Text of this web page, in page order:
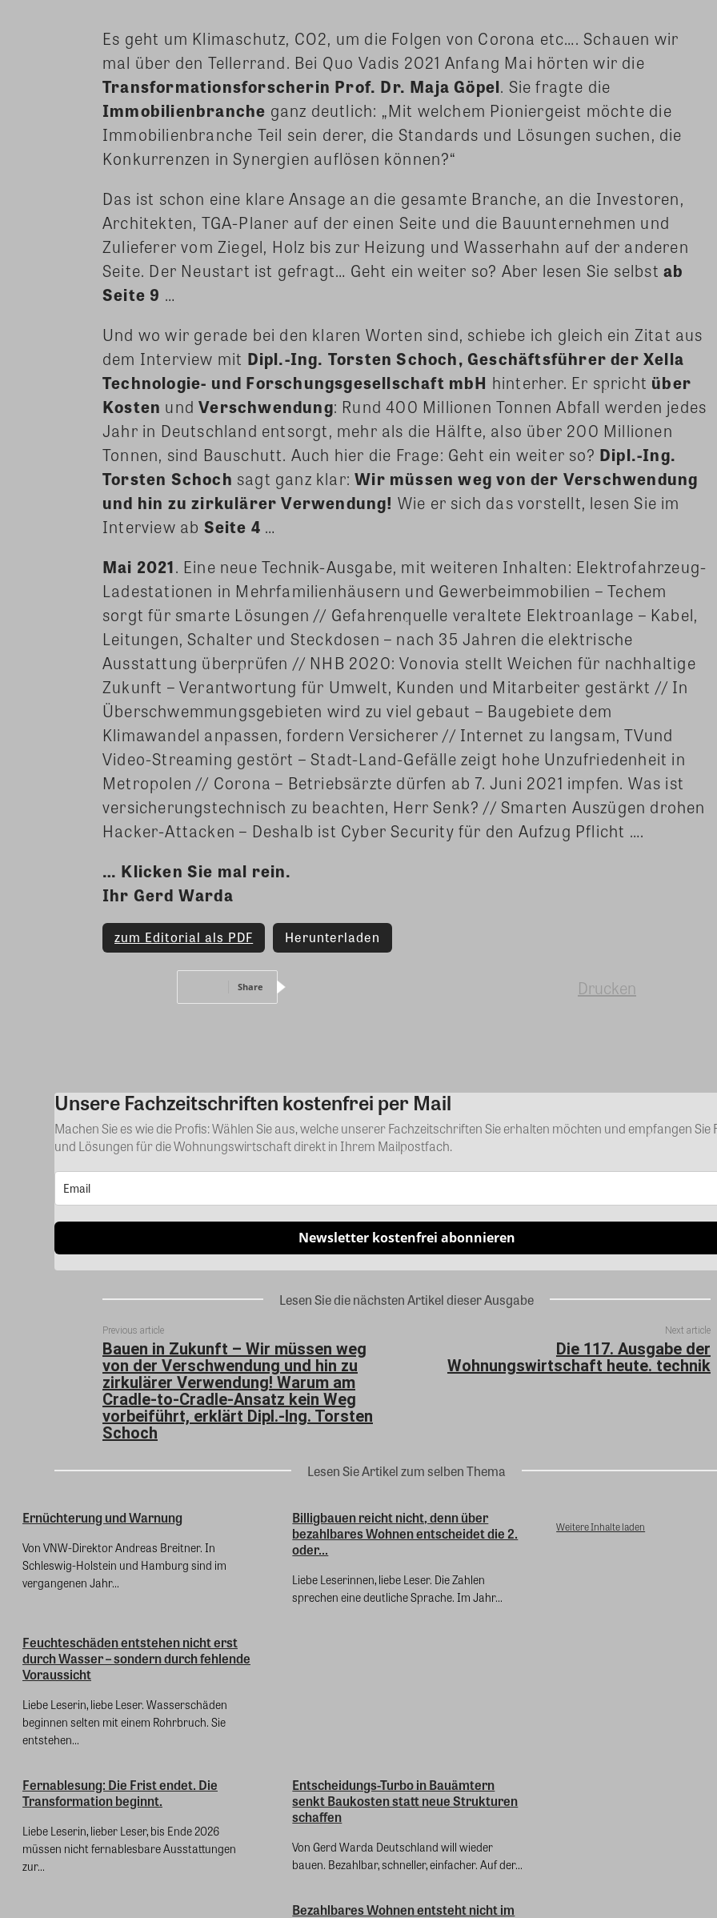
Es geht um Klimaschutz, CO2, um die Folgen von Corona etc…. Schauen wir
mal über den Tellerrand. Bei Quo Vadis 2021 Anfang Mai hörten wir die
Transformationsforscherin Prof. Dr. Maja Göpel. Sie fragte die
Immobilienbranche ganz deutlich: „Mit welchem Pioniergeist möchte die
Immobilienbranche Teil sein derer, die Standards und Lösungen suchen, die
Konkurrenzen in Synergien auflösen können?“
Das ist schon eine klare Ansage an die gesamte Branche, an die Investoren,
Architekten, TGA-Planer auf der einen Seite und die Bauunternehmen und
Zulieferer vom Ziegel, Holz bis zur Heizung und Wasserhahn auf der anderen
Seite. Der Neustart ist gefragt… Geht ein weiter so? Aber lesen Sie selbstab
Seite 9 …
Und wo wir gerade bei den klaren Worten sind, schiebe ich gleich ein Zitat aus
dem Interview mit Dipl.-Ing. Torsten Schoch, Geschäftsführer der Xella
Technologie- und Forschungsgesellschaft mbH hinterher. Er spricht über
Kosten undVerschwendung: Rund 400 Millionen Tonnen Abfall werden jedes
Jahr in Deutschland entsorgt, mehr als die Hälfte, also über 200 Millionen
Tonnen, sind Bauschutt. Auch hier die Frage: Geht ein weiter so? Dipl.-Ing.
Torsten Schoch sagt ganz klar:Wir müssen weg von der Verschwendung
und hin zu zirkulärer Verwendung! Wie er sich das vorstellt, lesen Sie im
Interview ab Seite 4 …
Mai 2021. Eine neue Technik-Ausgabe, mit weiteren Inhalten: Elektrofahrzeug-
Ladestationen in Mehrfamilienhäusern und Gewerbeimmobilien – Techem
sorgt für smarte Lösungen // Gefahrenquelle veraltete Elektroanlage – Kabel,
Leitungen, Schalter und Steckdosen – nach 35 Jahren die elektrische
Ausstattung überprüfen // NHB 2020: Vonovia stellt Weichen für nachhaltige
Zukunft – Verantwortung für Umwelt, Kunden und Mitarbeiter gestärkt // In
Überschwemmungsgebieten wird zu viel gebaut – Baugebiete dem
Klimawandel anpassen, fordern Versicherer // Internet zu langsam, TVund
Video-Streaming gestört – Stadt-Land-Gefälle zeigt hohe Unzufriedenheit in
Metropolen // Corona – Betriebsärzte dürfen ab 7. Juni 2021 impfen. Was ist
versicherungstechnisch zu beachten, Herr Senk? // Smarten Auszügen drohen
Hacker-Attacken – Deshalb ist Cyber Security für den Aufzug Pflicht ….
… Klicken Sie mal rein.
Ihr Gerd Warda
zum Editorial als PDF Herunterladen
Share Drucken
Kommentar
Unsere Fachzeitschriften kostenfrei per Mail
Machen Sie es wie die Profis: Wählen Sie aus, welche unserer Fachzeitschriften Sie erhalten möchten und empfangen Sie
und Lösungen für die Wohnungswirtschaft direkt in Ihrem Mailpostfach.
Newsletter kostenfrei abonnieren
Lesen Sie die nächsten Artikel dieser Ausgabe
Previous article
Bauen in Zukunft – Wir müssen weg
von der Verschwendung und hin zu
zirkulärer Verwendung! Warum am
Cradle-to-Cradle-Ansatz kein Weg
vorbeiführt, erklärt Dipl.-Ing. Torsten
Schoch
Next article
Die 117. Ausgabe der
Wohnungswirtschaft heute. technik
Lesen Sie Artikel zum selben Thema
Ernüchterung und Warnung
Von VNW-Direktor Andreas Breitner. In
Schleswig-Holstein und Hamburg sind im
vergangenen Jahr...
Billigbauen reicht nicht, denn über
bezahlbares Wohnen entscheidet die 2.
oder...
Liebe Leserinnen, liebe Leser. Die Zahlen
sprechen eine deutliche Sprache. Im Jahr...
Feuchteschäden entstehen nicht erst
durch Wasser – sondern durch fehlende
Voraussicht
Liebe Leserin, liebe Leser. Wasserschäden
beginnen selten mit einem Rohrbruch. Sie
entstehen...
Fernablesung: Die Frist endet. Die
Transformation beginnt.
Liebe Leserin, lieber Leser, bis Ende 2026
müssen nicht fernablesbare Ausstattungen
zur...
Entscheidungs-Turbo in Bauämtern
senkt Baukosten statt neue Strukturen
schaffen
Von Gerd Warda Deutschland will wieder
bauen. Bezahlbar, schneller, einfacher. Auf der...
Bezahlbares Wohnen entsteht nicht im
Weitere Inhalte laden